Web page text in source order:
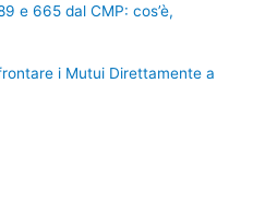
e 665 dal CMP: cos’è,
i Mutui Direttamente a